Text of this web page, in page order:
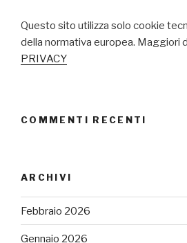
Questo sito utilizza solo cookie
della normativa europea. Maggiori
PRIVACY
COMMENTI RECENTI
ARCHIVI
Febbraio 2026
Gennaio 2026